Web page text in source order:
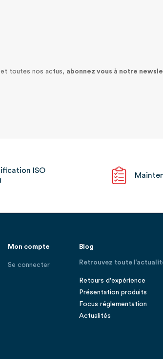
et toutes nos actus, abonnez vous à notre
ISO
Mon compte
Se connecter
Blog
Retrouvez toute
Retours d'expérience
Présentation produits
Focus réglementation
Actualités